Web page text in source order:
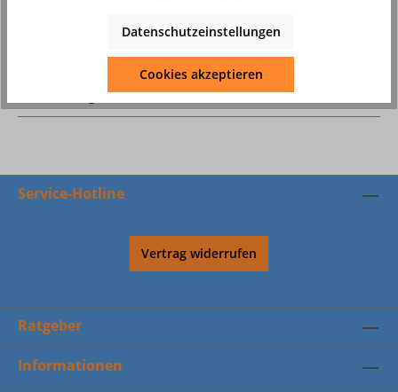
Beschreibung
Bewertungen
Service-Hotline
Vertrag widerrufen
Ratgeber
Informationen
Datenschutzeinstellungen
Cookies akzeptieren